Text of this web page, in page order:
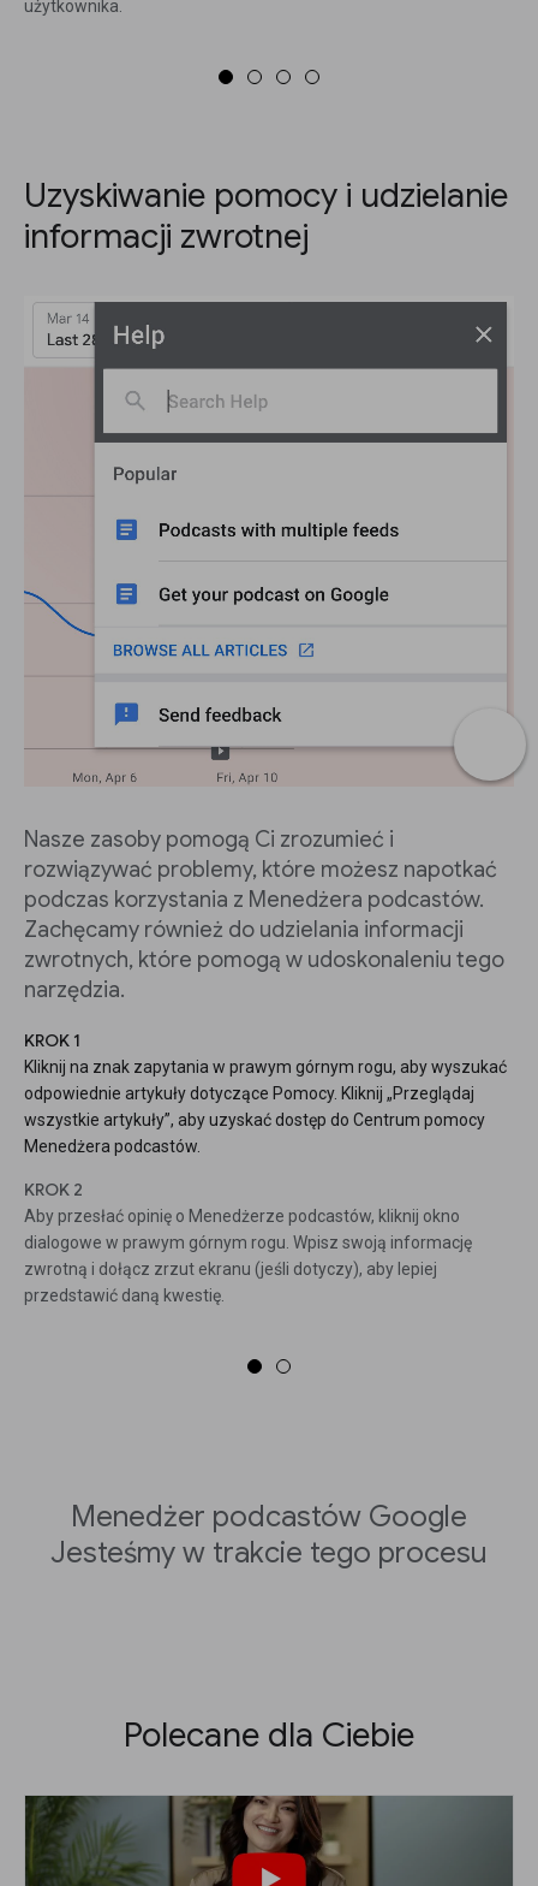
użytkownika.
Uzyskiwanie pomocy i udzielanie
informacji zwrotnej
Nasze zasoby pomogą Ci zrozumieć i
rozwiązywać problemy, które możesz napotkać
podczas korzystania z Menedżera podcastów.
Zachęcamy również do udzielania informacji
zwrotnych, które pomogą w udoskonaleniu tego
narzędzia.
KROK 1
Kliknij na znak zapytania w prawym górnym rogu, aby wyszukać
odpowiednie artykuły dotyczące Pomocy. Kliknij „Przeglądaj
wszystkie artykuły”, aby uzyskać dostęp do Centrum pomocy
Menedżera podcastów.
KROK 2
Aby przesłać opinię o Menedżerze podcastów, kliknij okno
dialogowe w prawym górnym rogu. Wpisz swoją informację
zwrotną i dołącz zrzut ekranu (jeśli dotyczy), aby lepiej
przedstawić daną kwestię.
Menedżer podcastów Google
Jesteśmy w trakcie tego procesu
Polecane dla Ciebie